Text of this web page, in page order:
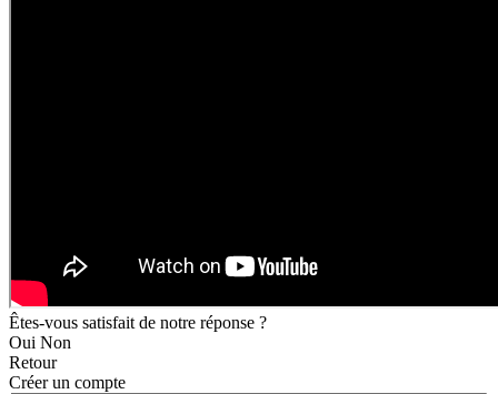
Êtes-vous satisfait de notre réponse ?
Oui Non
Retour
Créer un compte